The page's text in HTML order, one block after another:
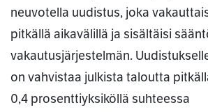
neuvotella uudistus, joka
pitkällä aikavälillä ja sisältäisi
vakautusjärjestelmän.
on vahvistaa julkista taloutta
0,4 prosenttiyksiköllä suhteessa